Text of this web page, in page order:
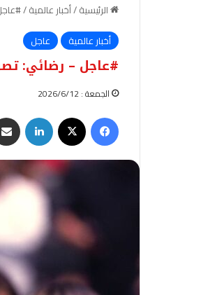
الرئيسية/أخبار عالمية/
أخبار عالمية
عاجل
#عاجل – رضائي:
الجمعة : 2026/6/12
فيسبوك لينكدإن